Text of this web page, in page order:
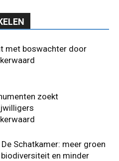
met boswachter door
zoekt
Schatkamer: meer groen
en minder